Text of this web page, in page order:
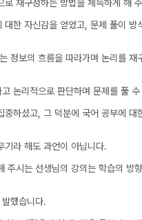
재구성하는 방법을 체득하게 해
한 자신감을 얻었고, 문제 풀이 방
정보의 흐름을 따라가며 논리를 재
논리적으로 판단하며 문제를 풀
하셨고, 그 덕분에 국어 공부에 대
기라 해도 과언이 아닙니다.
시는 선생님의 강의는 학습의 방
했습니다.